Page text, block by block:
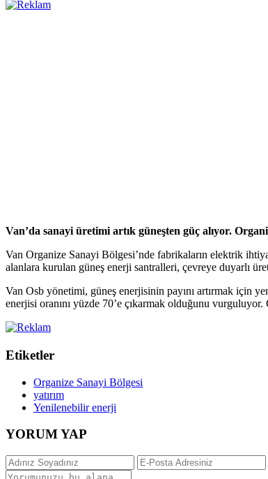
Van’da sanayi üretimi artık güneşten güç alıyor.
Van Organize Sanayi Bölgesi’nde fabrikaların elektrik
alanlara kurulan güneş enerji santralleri, çevreye duyarlı
Van Osb yönetimi, güneş enerjisinin payını artırmak için
enerjisi oranını yüzde 70’e çıkarmak olduğunu
Etiketler
Organize Sanayi Bölgesi
yatırım
Yenilenebilir enerji
YORUM YAP